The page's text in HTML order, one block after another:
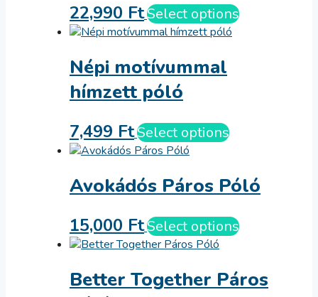
22,990 FtSelect options
Népi motívummal
hímzett póló
7,499 FtSelect options
Avokádós Páros Póló
15,000 FtSelect options
Better Together Páros